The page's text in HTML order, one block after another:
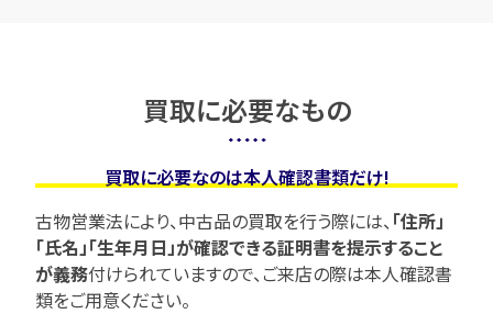
買取に必要なもの
買取に必要なのは本人確認書類だけ!
古物営業法により、中古品の買取を行う際には、 「住所」
「氏名」「生年月日」が確認できる証明書を提示すること
が義務付けられていますので、 ご来店の際は本人確認書
類をご用意ください。